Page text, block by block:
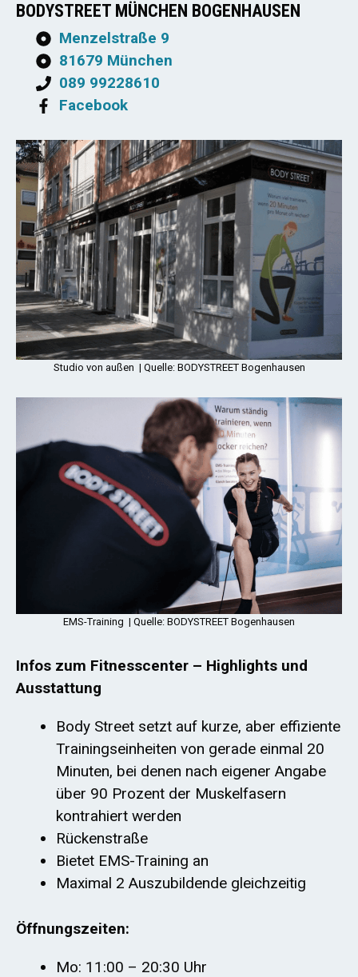
BODYSTREET MÜNCHEN BOGENHAUSEN
Menzelstraße 9
81679 München
089 99228610
Facebook
Studio von außen | Quelle: BODYSTREET Bogenhausen
EMS-Training | Quelle: BODYSTREET Bogenhausen
Infos zum Fitnesscenter – Highlights und
Ausstattung
Body Street setzt auf kurze, aber effiziente
Trainingseinheiten von gerade einmal 20
Minuten, bei denen nach eigener Angabe
über 90 Prozent der Muskelfasern
kontrahiert werden
Rückenstraße
Bietet EMS-Training an
Maximal 2 Auszubildende gleichzeitig
Öffnungszeiten:
Mo: 11:00 – 20:30 Uhr